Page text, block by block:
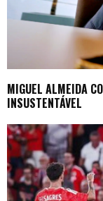
MIGUEL ALMEIDA
INSUSTENTÁVEL